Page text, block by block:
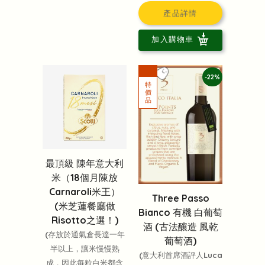
產品詳情
加入購物車
最頂級 陳年意大利
米（18個月陳放
Carnaroli米王）
(米芝蓮餐廳做
Risotto之選！)
(存放於通氣倉長達一年
半以上，讓米慢慢熟
成，因此每粒白米都含
-22%
Three Passo
Bianco 有機 白葡萄
酒 (古法釀造 風乾
葡萄酒)
(意大利首席酒評人Luca